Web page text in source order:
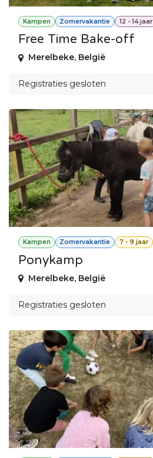
Kampen Zomervakantie 12 - 14 jaar
Free Time Bake-off
Merelbeke, België
Registraties gesloten
Kampen Zomervakantie 7 - 9 jaar
Ponykamp
Merelbeke, België
Registraties gesloten